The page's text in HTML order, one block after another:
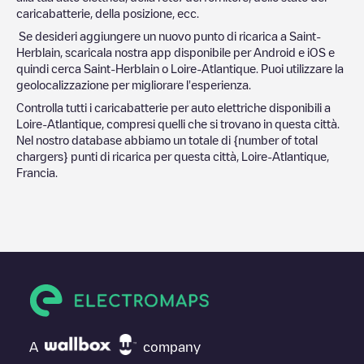
caricabatterie, della posizione, ecc.
Se desideri aggiungere un nuovo punto di ricarica a Saint-
Herblain , scaricala nostra app disponibile per Android e iOS e
quindi cerca Saint-Herblain o Loire-Atlantique . Puoi utilizzare la
geolocalizzazione per migliorare l'esperienza.
Controlla tutti i caricabatterie per auto elettriche disponibili a
Loire-Atlantique , compresi quelli che si trovano in questa città.
Nel nostro database abbiamo un totale di {number of total
chargers} punti di ricarica per questa città, Loire-Atlantique
Francia
A company